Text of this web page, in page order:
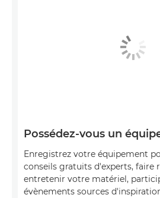
Possédez-vous un
Enregistrez votre équipement
conseils gratuits d'experts, faire
entretenir votre matériel,
évènements sources